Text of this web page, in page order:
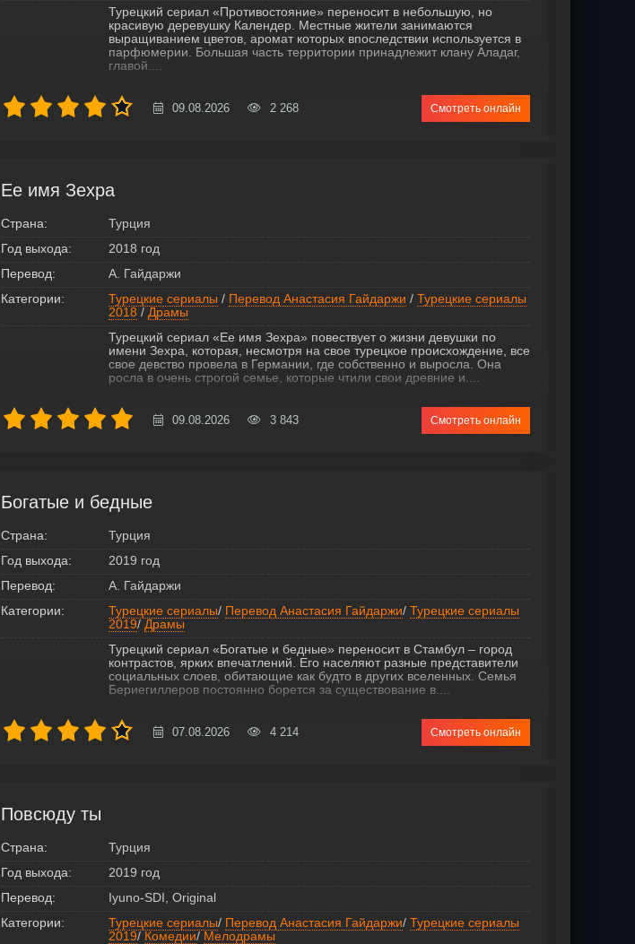
Турецкий сериал «Противостояние» переносит в небольшую, но
красивую деревушку Календер. Местные жители занимаются
выращиванием цветов, аромат которых впоследствии используется в
парфюмерии. Большая часть территории принадлежит клану Аладаг,
главой....
09.08.2026 2 268 Смотреть онлайн
Ее имя Зехра
Страна:
Турция
Год выхода:
2018 год
Перевод:
А. Гайдаржи
Категории:
Турецкие сериалы / Перевод Анастасия Гайдаржи / Турецкие сериалы
2018 / Драмы
Турецкий сериал «Ее имя Зехра» повествует о жизни девушки по
имени Зехра, которая, несмотря на свое турецкое происхождение, все
свое девство провела в Германии, где собственно и выросла. Она
росла в очень строгой семье, которые чтили свои древние и....
09.08.2026 3 843 Смотреть онлайн
Богатые и бедные
Страна:
Турция
Год выхода:
2019 год
Перевод:
А. Гайдаржи
Категории:
Турецкие сериалы/ Перевод Анастасия Гайдаржи/ Турецкие сериалы
2019/ Драмы
Турецкий сериал «Богатые и бедные» переносит в Стамбул – город
контрастов, ярких впечатлений. Его населяют разные представители
социальных слоев, обитающие как будто в других вселенных. Семья
Бериегиллеров постоянно борется за существование в....
07.08.2026 4 214 Смотреть онлайн
Повсюду ты
Страна:
Турция
Год выхода:
2019 год
Перевод:
Iyuno-SDI, Original
Категории:
Турецкие сериалы/ Перевод Анастасия Гайдаржи/ Турецкие сериалы
2019/ Комедии/ Мелодрамы